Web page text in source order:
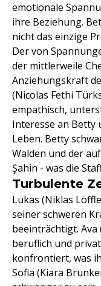
emotionale
ihre Beziehung.
nicht das einzige
Der von
der mittlerweile
Anziehungskraft
(Nicolas Fethi
empathisch,
Interesse an
Leben. Betty
Walden und der
Şahin - was die
Turbulente
Lukas (Niklas
seiner schweren
beeinträchtigt. Ava
beruflich und
konfrontiert, was
Sofia (Kiara